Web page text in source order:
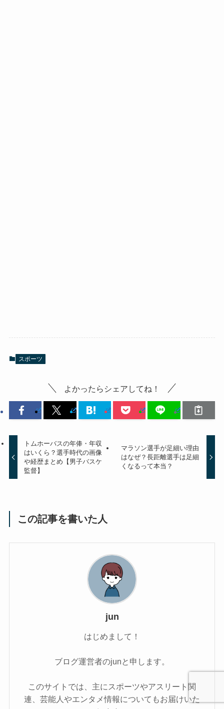
スポーツ
よかったらシェアしてね！
トムホーバスの年俸・年収
はいくら？選手時代の画像
や経歴まとめ【男子バスケ
監督】
マラソン選手が足細い理由
はなぜ？長距離選手は足細
くなるって本当？
この記事を書いた人
jun
はじめまして！
ブログ運営者のjunと申します。
このサイトでは、主にスポーツやアスリート関
連、芸能人やエンタメ情報についてもお届けいた